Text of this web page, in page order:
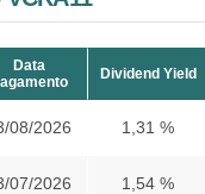
Data
Dividend Yield
08/2026 1,31 %
07/2026 1,54 %